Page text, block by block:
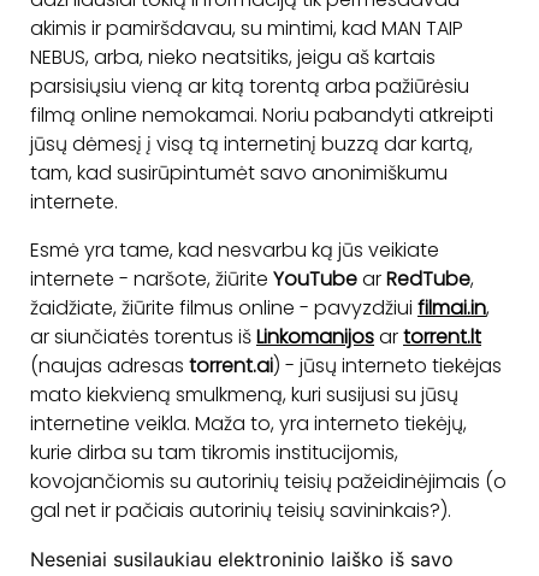
akimis ir pamiršdavau, su mintimi, kad MAN TAIP
NEBUS, arba, nieko neatsitiks, jeigu aš kartais
parsisiųsiu vieną ar kitą torentą arba pažiūrėsiu
filmą online nemokamai. Noriu pabandyti atkreipti
jūsų dėmesį į visą tą internetinį buzzą dar kartą,
tam, kad susirūpintumėt savo anonimiškumu
internete.
Esmė yra tame, kad nesvarbu ką jūs veikiate
internete - naršote, žiūrite YouTubearRedTube,
žaidžiate, žiūrite filmus online - pavyzdžiui filmai.in,
ar siunčiatės torentus išLinkomanijosartorrent.lt
(naujas adresas torrent.ai) - jūsų interneto tiekėjas
mato kiekvieną smulkmeną, kuri susijusi su jūsų
internetine veikla. Maža to, yra interneto tiekėjų,
kurie dirba su tam tikromis institucijomis,
kovojančiomis su autorinių teisių pažeidinėjimais (o
gal net ir pačiais autorinių teisių savininkais?).
Neseniai susilaukiau elektroninio laiško iš savo